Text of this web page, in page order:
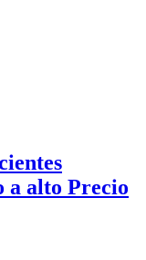
a alto Precio